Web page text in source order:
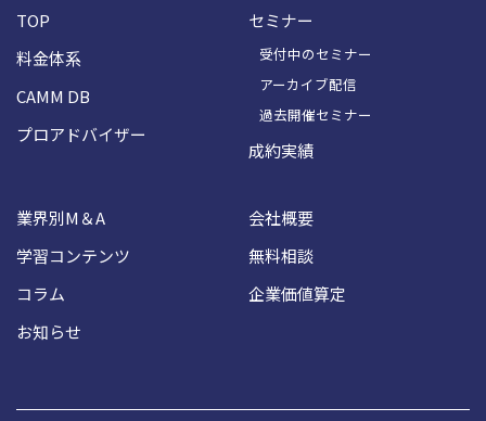
TOP
料金体系
CAMM DB
プロアドバイザー
セミナー
受付中のセミナー
アーカイブ配信
過去開催セミナー
成約実績
業界別M＆A
学習コンテンツ
コラム
お知らせ
会社概要
無料相談
企業価値算定